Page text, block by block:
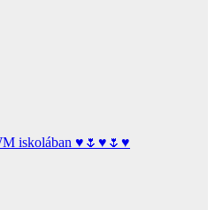
iskolában ♥🌷♥🌷♥